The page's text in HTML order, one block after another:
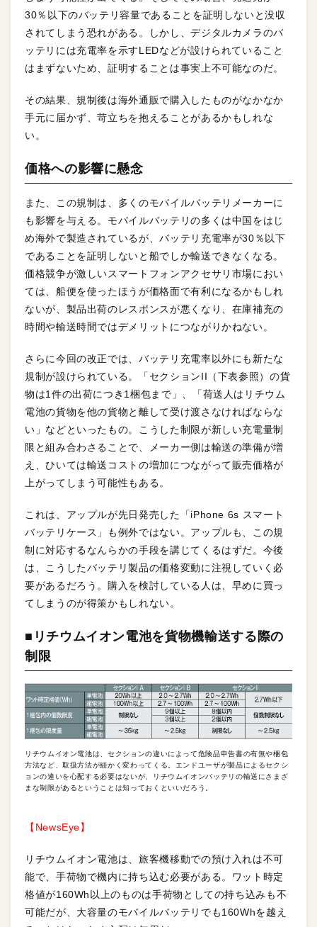
30％以下のバッテリ容量であることを証明しないと没収
されてしまう恐れがある。しかし、デジタルカメラのバ
ッテリには充電率を示すLEDなどが設けられていること
はまずないため、証明することは事実上不可能なのだ。
その結果、規制後は海外通販で購入したものがなかなか
手元に届かず、苛立ちを抱えることがあるかもしれな
い。
価格への影響に懸念
また、この規制は、多くのモバイルバッテリメーカーに
も影響を与える。モバイルバッテリの多くは中国をはじ
め海外で製造されているが、バッテリ充電率が30％以下
であることを証明しないと船でしか輸送できなくなる。
価格競争が激しいスマートフォンアクセサリ市場におい
ては、船便を使ったほうが価格面で有利になるかもしれ
ないが、製品出荷のレスポンスが悪くなり、在庫補充の
時間や輸送時間ではデメリットにつながりかねない。
さらに今回の改正では、バッテリ充電率以外にも新たな
規制が設けられている。「セクションII（下表参照）の貨
物は1件の出荷につき1梱包まで」、「荷送人はリチウム
電池の貨物を他の貨物と離して受け渡さなければならな
い」などといったもの。こうした制限が新しい充電量制
限と組み合わさることで、メーカー側は輸送の準備が増
え、ひいては輸送コストの増加につながって販売価格が
上がってしまう可能性もある。
これは、アップルが先日発売した「iPhone 6s スマート
バッテリケース」も例外ではない。アップルも、この規
制に対応するなんらかの手段を講じてくるはずだ。今後
は、こうしたバッテリ製品の価格変動に注視していく必
要があるだろう。購入を検討している人は、早めに買っ
てしまうのが得策かもしれない。
■リチウムイオン電池を貨物機輸送する際の
制限
リチウムイオン電池は、セクションの違いによって危険品申告書の有無や梱包
方法など、取扱方法が細かく変わってくる。エンドユーザが製品によるセクシ
ョンの違いを心配する必要はないが、リチウムイオンバッテリの輸送にさまざ
まな制限があるということは知っておくといいだろう。
【NewsEye】
リチウムイオン電池は、旅客機移動での預け入れは不可
能で、手荷物で機内に持ち込む必要がある。ワット時定
格値が160Wh以上のものは手荷物としての持ち込みも不
可能だが、大容量のモバイルバッテリでも160Whを越え